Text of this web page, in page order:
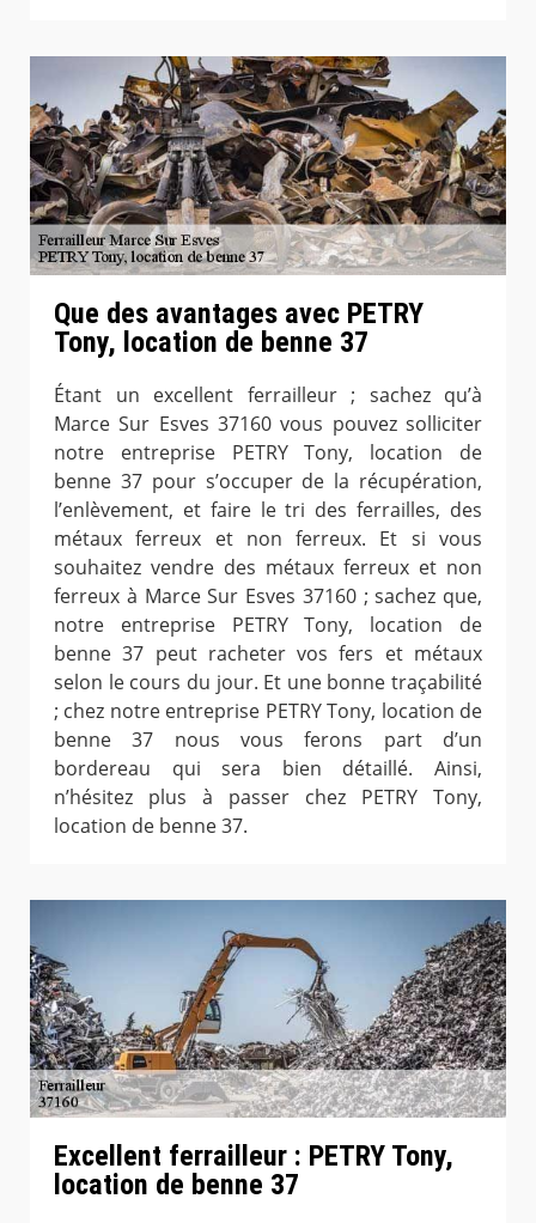
Que des avantages avec PETRY
Tony, location de benne 37
Étant un excellent ferrailleur ; sachez qu’à
Marce Sur Esves 37160 vous pouvez solliciter
notre entreprise PETRY Tony, location de
benne 37 pour s’occuper de la récupération,
l’enlèvement, et faire le tri des ferrailles, des
métaux ferreux et non ferreux. Et si vous
souhaitez vendre des métaux ferreux et non
ferreux à Marce Sur Esves 37160 ; sachez que,
notre entreprise PETRY Tony, location de
benne 37 peut racheter vos fers et métaux
selon le cours du jour. Et une bonne traçabilité
; chez notre entreprise PETRY Tony, location de
benne 37 nous vous ferons part d’un
bordereau qui sera bien détaillé. Ainsi,
n’hésitez plus à passer chez PETRY Tony,
location de benne 37.
Excellent ferrailleur : PETRY Tony,
location de benne 37